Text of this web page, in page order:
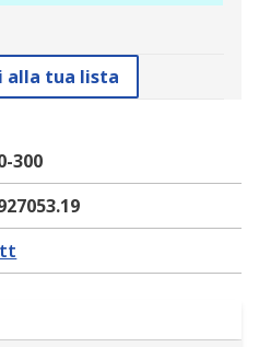
alla tua lista
300